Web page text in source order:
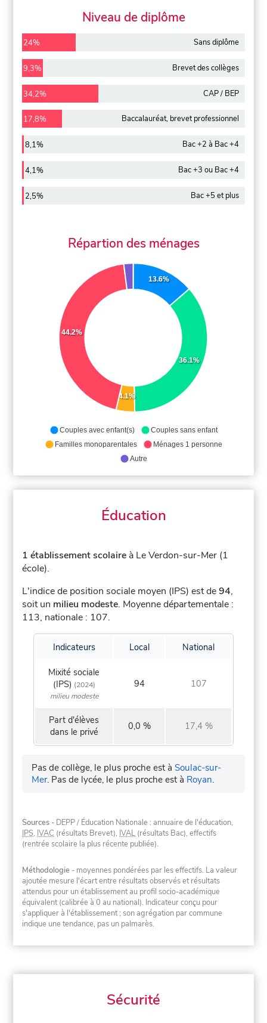
Niveau de diplôme
24% Sans diplôme
9,3% Brevet des collèges
34,2% CAP / BEP
17,8% Baccalauréat, brevet professionnel
8,1% Bac +2 à Bac +4
4,1% Bac +3 ou Bac +4
2,5% Bac +5 et plus
Répartion des ménages
13.6%
36.1%
4.1%
44.2%
Couples avec enfant(s)
Couples sans enfant
Familles monoparentales
Ménages 1 personne
Autre
Éducation
1 établissement scolaire à Le Verdon-sur-Mer (1
école).
L'indice de position sociale moyen (IPS) est de94,
soit un milieu modeste. Moyenne départementale :
113, nationale : 107.
Indicateurs Local National
Mixité sociale
(IPS) (2024)
milieu modeste
94 107
Part d'élèves
dans le privé
0,0 % 17,4 %
Pas de collège, le plus proche est àSoulac-sur-
Mer. Pas de lycée, le plus proche est à Royan.
Sources - DEPP / Éducation Nationale : annuaire de l'éducation,
IPS, IVAC (résultats Brevet), IVAL (résultats Bac), effectifs
(rentrée scolaire la plus récente publiée).
Méthodologie - moyennes pondérées par les effectifs. La valeur
ajoutée mesure l'écart entre résultats observés et résultats
attendus pour un établissement au profil socio-académique
équivalent (calibrée à 0 au national). Indicateur conçu pour
s'appliquer à l'établissement ; son agrégation par commune
indique une tendance, pas un palmarès.
Sécurité